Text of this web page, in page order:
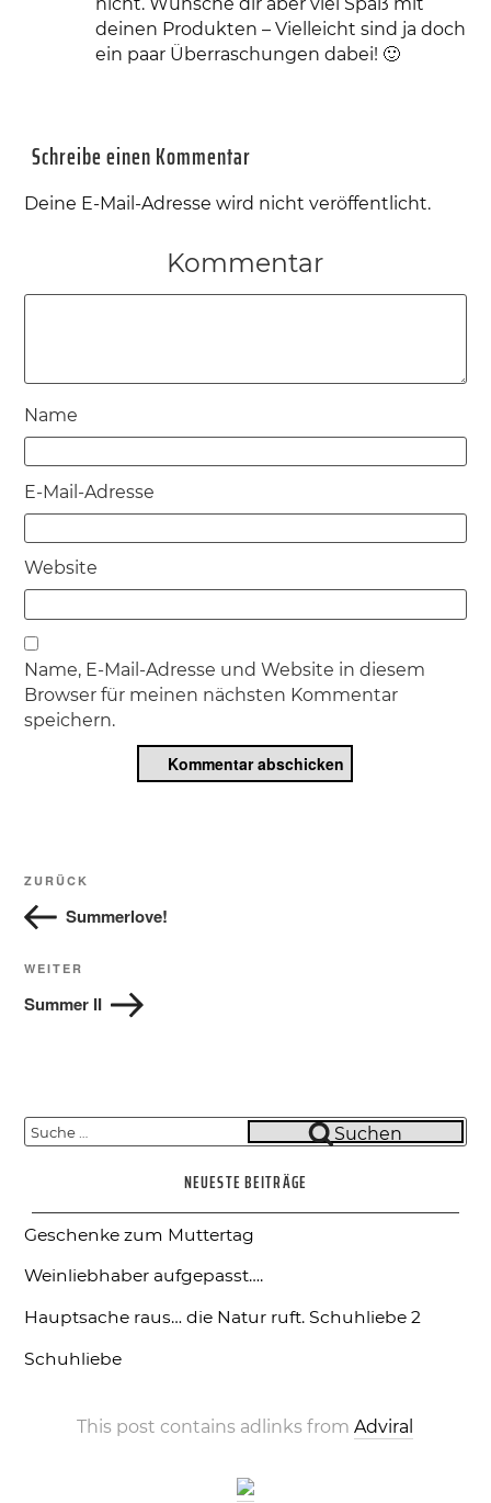
deinen Produkten – Vielleicht sind ja doch
ein paar Überraschungen dabei! 🙂
Schreibe einen Kommentar
Deine E-Mail-Adresse wird nicht veröffentlicht.
Kommentar
Name
E-Mail-Adresse
Website
Name, E-Mail-Adresse und Website in diesem
Browser für meinen nächsten Kommentar
speichern.
Beitragsnavigation
Vorheriger
Beitrag
ZURÜCK
Summerlove!
Nächster
Beitrag
WEITER
Summer II
Suche
Suchen
NEUESTE BEITRÄGE
Geschenke zum Muttertag
Weinliebhaber aufgepasst….
Hauptsache raus… die Natur ruft. Schuhliebe 2
Schuhliebe
This post contains adlinks fromAdviral